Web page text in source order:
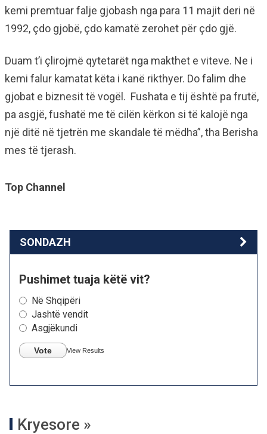
kemi premtuar falje gjobash nga para 11 majit deri në
1992, çdo gjobë, çdo kamatë zerohet për çdo gjë.
Duam t’i çlirojmë qytetarët nga makthet e viteve. Ne i
kemi falur kamatat këta i kanë rikthyer. Do falim dhe
gjobat e biznesit të vogël. Fushata e tij është pa frutë,
pa asgjë, fushatë me të cilën kërkon si të kalojë nga
një ditë në tjetrën me skandale të mëdha”, tha Berisha
mes të tjerash.
Top Channel
SONDAZH
Pushimet tuaja këtë vit?
Në Shqipëri
Jashtë vendit
Asgjëkundi
Vote View Results
Kryesore »